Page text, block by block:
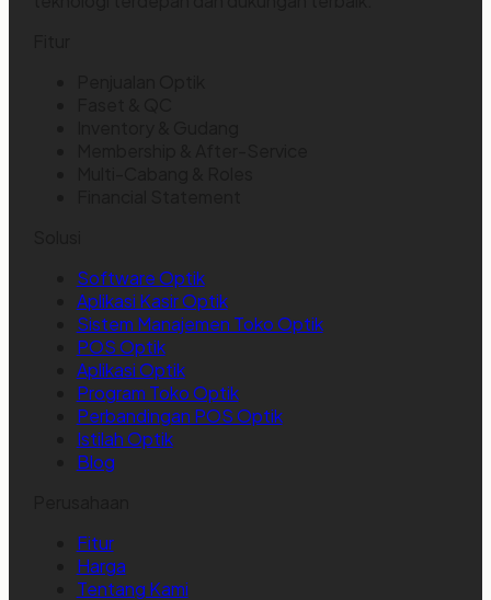
Software Optik
Aplikasi Kasir Optik
Sistem Manajemen Toko Optik
POS Optik
Aplikasi Optik
Program Toko Optik
Perbandingan POS Optik
Istilah Optik
Blog
Fitur
Harga
Tentang Kami